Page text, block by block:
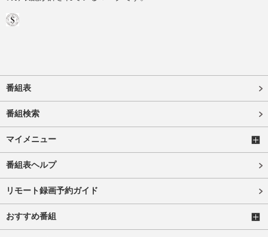
番組表
番組検索
マイメニュー
番組表ヘルプ
リモート録画予約ガイド
おすすめ番組